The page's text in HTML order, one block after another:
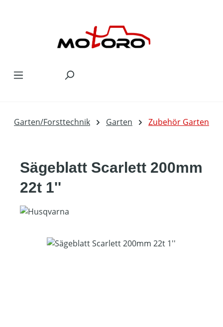
Garten/Forsttechnik Garten Zubehör Garten
Sägeblatt Scarlett 200mm
22t 1''
Bildergalerie überspringen